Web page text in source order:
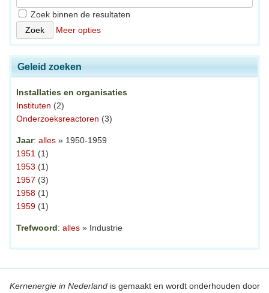
Zoek binnen de resultaten
Meer opties
Geleid zoeken
Installaties en organisaties
Instituten (2)
Onderzoeksreactoren (3)
Jaar: alles » 1950-1959
1951 (1)
1953 (1)
1957 (3)
1958 (1)
1959 (1)
Trefwoord: alles » Industrie
Kernenergie in Nederlandis gemaakt en wordt onderhouden door